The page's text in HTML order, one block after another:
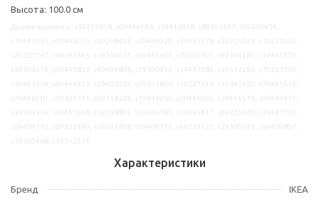
Высота: 100.0 см
Характеристики
Бренд IKEA